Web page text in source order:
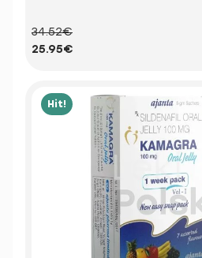
34.52€
25.95€
Hit!